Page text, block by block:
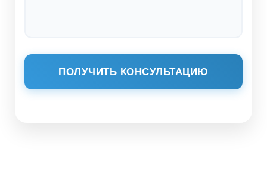
ПОЛУЧИТЬ КОНСУЛЬТАЦИЮ